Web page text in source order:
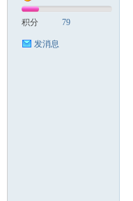
积分 79
发消息